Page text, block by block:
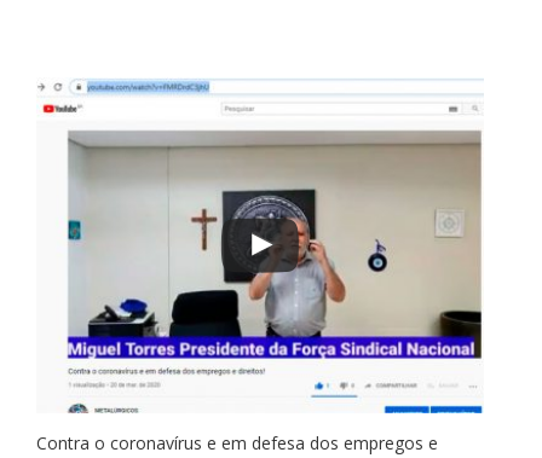
Contra o coronavírus e em defesa dos empregos e